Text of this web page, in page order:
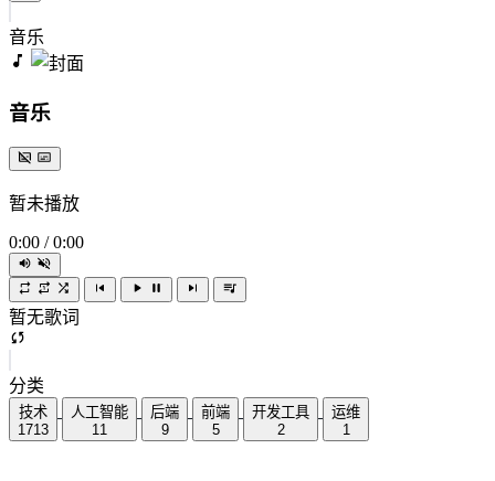
音乐
音乐
暂未播放
0:00 / 0:00
暂无歌词
分类
技术
1713
人工智能
11
后端
9
前端
5
开发工具
2
运维
1